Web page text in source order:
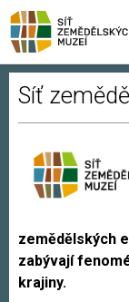
Síť
zemědělských
zabývají
krajiny.